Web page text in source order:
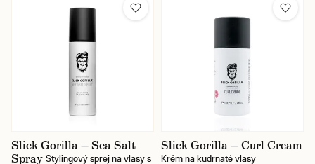
Slick Gorilla — Sea Salt
Spray Stylingový sprej na vlasy s
Slick Gorilla — Curl Cream
Krém na kudrnaté vlasy